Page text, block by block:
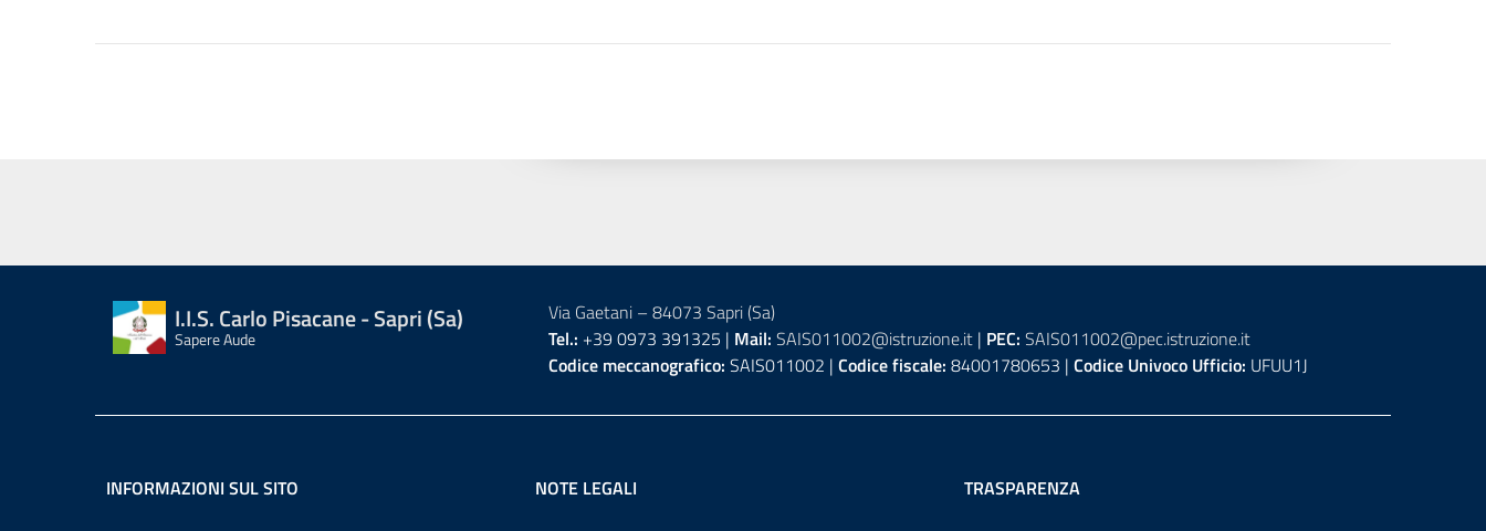
I.I.S. Carlo Pisacane - Sapri (Sa)
Sapere Aude
Via Gaetani – 84073 Sapri (Sa)
Tel.: +39 0973 391325 | Mail: SAIS011002@istruzione.it| PEC: SAIS011002@pec.istruzione.it
Codice meccanografico: SAIS011002 | Codice fiscale: 84001780653 | Codice Univoco Ufficio: UFUU1J
INFORMAZIONI SUL SITO NOTE LEGALI TRASPARENZA